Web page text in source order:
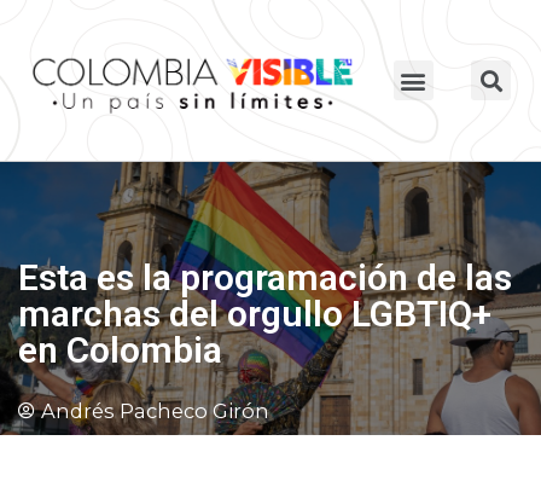
Esta es la programación de las
marchas del orgullo LGBTIQ+
en Colombia
Andrés Pacheco Girón